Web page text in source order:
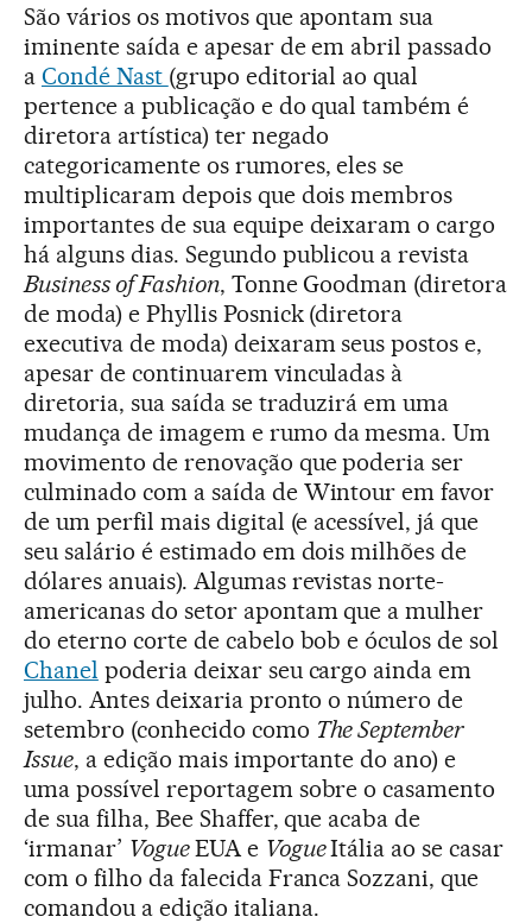
São vários os motivos que apontam sua
iminente saída e apesar de em abril passado
a Condé Nast (grupo editorial ao qual
pertence a publicação e do qual também é
diretora artística) ter negado
categoricamente os rumores, eles se
multiplicaram depois que dois membros
importantes de sua equipe deixaram o cargo
há alguns dias. Segundo publicou a revista
Business of Fashion, Tonne Goodman (diretora
de moda) e Phyllis Posnick (diretora
executiva de moda) deixaram seus postos e,
apesar de continuarem vinculadas à
diretoria, sua saída se traduzirá em uma
mudança de imagem e rumo da mesma. Um
movimento de renovação que poderia ser
culminado com a saída de Wintour em favor
de um perfil mais digital (e acessível, já que
seu salário é estimado em dois milhões de
dólares anuais). Algumas revistas norte-
americanas do setor apontam que a mulher
do eterno corte de cabelo bob e óculos de sol
Chanel poderia deixar seu cargo ainda em
julho. Antes deixaria pronto o número de
setembro (conhecido como The September
Issue, a edição mais importante do ano) e
uma possível reportagem sobre o casamento
de sua filha, Bee Shaffer, que acaba de
‘irmanar’ VogueEUA e VogueItália ao se casar
com o filho da falecida Franca Sozzani, que
comandou a edição italiana.